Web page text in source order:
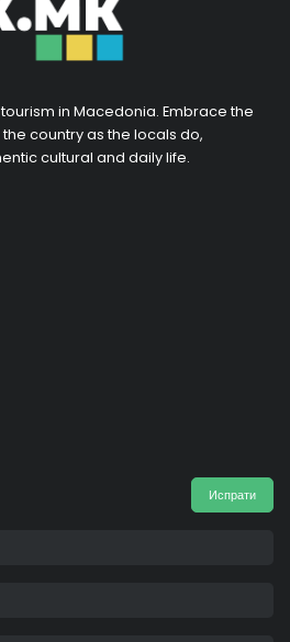
in Macedonia. Embrace the
country as the locals do,
cultural and daily life.
Испрати